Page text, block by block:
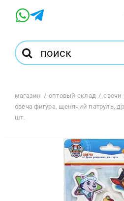
Результат
поиска:
Магазин
Оптовый Магазин
магазин оптовый склад
свечи
свеча фигура, щенячий патруль,
шт.